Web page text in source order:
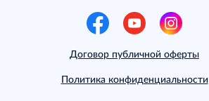
Договор публичной оферты
Политика конфиденциальности